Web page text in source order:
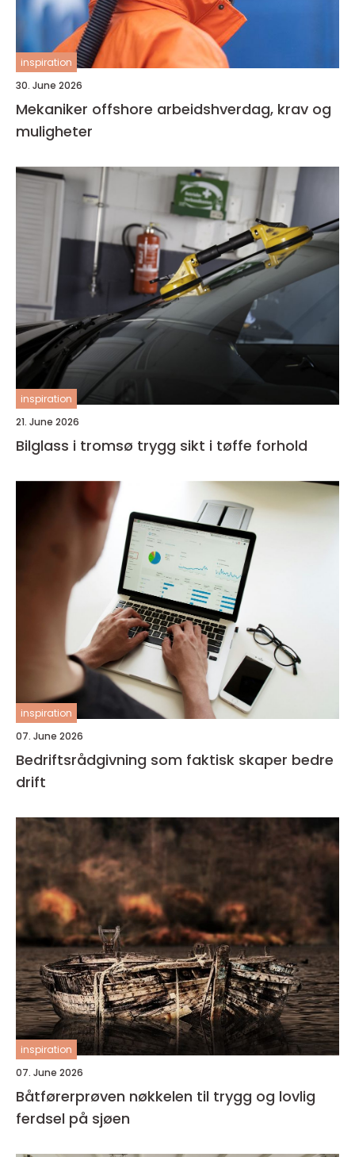
inspiration
30. June 2026
Mekaniker offshore arbeidshverdag, krav og
muligheter
inspiration
21. June 2026
Bilglass i tromsø trygg sikt i tøffe forhold
inspiration
07. June 2026
Bedriftsrådgivning som faktisk skaper bedre
drift
inspiration
07. June 2026
Båtførerprøven nøkkelen til trygg og lovlig
ferdsel på sjøen